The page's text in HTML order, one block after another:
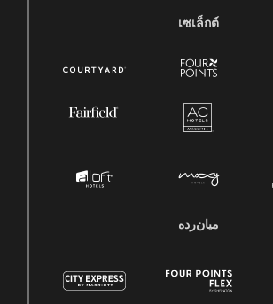
เซเล็กต์
میان‌رده